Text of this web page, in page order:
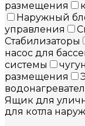
размещения
Наружный
управления
Стабилизаторы
насос для
системы
размещения
Ящик для
для котла